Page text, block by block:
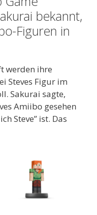
bekannt,
Figuren in
werden ihre
Steves Figur im
Sakurai sagte,
Amiibo gesehen
Steve” ist. Das